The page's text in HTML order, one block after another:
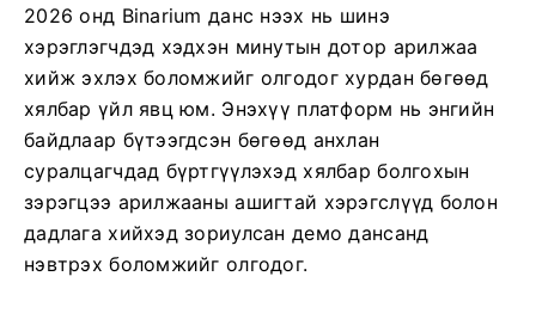
2026 онд Binarium данс нээх нь шинэ
хэрэглэгчдэд хэдхэн минутын дотор арилжаа
хийж эхлэх боломжийг олгодог хурдан бөгөөд
хялбар үйл явц юм. Энэхүү платформ нь энгийн
байдлаар бүтээгдсэн бөгөөд анхлан
суралцагчдад бүртгүүлэхэд хялбар болгохын
зэрэгцээ арилжааны ашигтай хэрэгслүүд болон
дадлага хийхэд зориулсан демо дансанд
нэвтрэх боломжийг олгодог.